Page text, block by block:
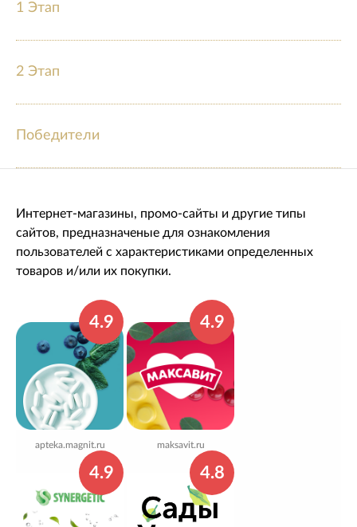
1 Этап
2 Этап
Победители
Интернет-магазины, промо-сайты и другие типы
сайтов, предназначеные для ознакомления
пользователей с характеристиками определенных
товаров и/или их покупки.
4.9
apteka.magnit.ru
4.9
maksavit.ru
4.9 4.8